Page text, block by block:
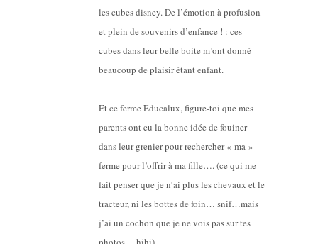
les cubes disney. De l’émotion à profusion
et plein de souvenirs d’enfance ! : ces
cubes dans leur belle boite m’ont donné
beaucoup de plaisir étant enfant.
Et ce ferme Educalux, figure-toi que mes
parents ont eu la bonne idée de fouiner
dans leur grenier pour rechercher « ma »
ferme pour l’offrir à ma fille…. (ce qui me
fait penser que je n’ai plus les chevaux et le
tracteur, ni les bottes de foin… snif…mais
j’ai un cochon que je ne vois pas sur tes